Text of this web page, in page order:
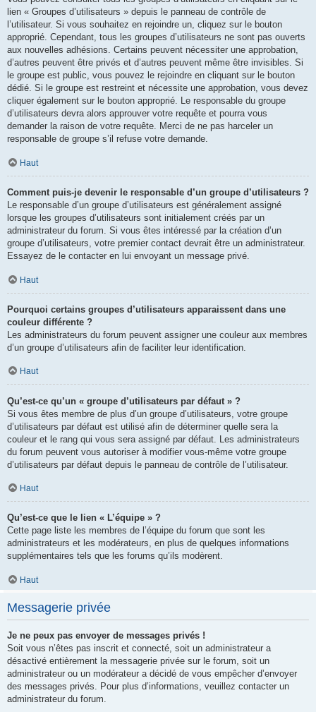
lien « Groupes d’utilisateurs » depuis le panneau de contrôle de
l’utilisateur. Si vous souhaitez en rejoindre un, cliquez sur le bouton
approprié. Cependant, tous les groupes d’utilisateurs ne sont pas ouverts
aux nouvelles adhésions. Certains peuvent nécessiter une approbation,
d’autres peuvent être privés et d’autres peuvent même être invisibles. Si
le groupe est public, vous pouvez le rejoindre en cliquant sur le bouton
dédié. Si le groupe est restreint et nécessite une approbation, vous devez
cliquer également sur le bouton approprié. Le responsable du groupe
d’utilisateurs devra alors approuver votre requête et pourra vous
demander la raison de votre requête. Merci de ne pas harceler un
responsable de groupe s’il refuse votre demande.
Haut
Comment puis-je devenir le responsable d’un groupe d’utilisateurs ?
Le responsable d’un groupe d’utilisateurs est généralement assigné
lorsque les groupes d’utilisateurs sont initialement créés par un
administrateur du forum. Si vous êtes intéressé par la création d’un
groupe d’utilisateurs, votre premier contact devrait être un administrateur.
Essayez de le contacter en lui envoyant un message privé.
Haut
Pourquoi certains groupes d’utilisateurs apparaissent dans une
couleur différente ?
Les administrateurs du forum peuvent assigner une couleur aux membres
d’un groupe d’utilisateurs afin de faciliter leur identification.
Haut
Qu’est-ce qu’un « groupe d’utilisateurs par défaut » ?
Si vous êtes membre de plus d’un groupe d’utilisateurs, votre groupe
d’utilisateurs par défaut est utilisé afin de déterminer quelle sera la
couleur et le rang qui vous sera assigné par défaut. Les administrateurs
du forum peuvent vous autoriser à modifier vous-même votre groupe
d’utilisateurs par défaut depuis le panneau de contrôle de l’utilisateur.
Haut
Qu’est-ce que le lien « L’équipe » ?
Cette page liste les membres de l’équipe du forum que sont les
administrateurs et les modérateurs, en plus de quelques informations
supplémentaires tels que les forums qu’ils modèrent.
Haut
Messagerie privée
Je ne peux pas envoyer de messages privés !
Soit vous n’êtes pas inscrit et connecté, soit un administrateur a
désactivé entièrement la messagerie privée sur le forum, soit un
administrateur ou un modérateur a décidé de vous empêcher d’envoyer
des messages privés. Pour plus d’informations, veuillez contacter un
administrateur du forum.